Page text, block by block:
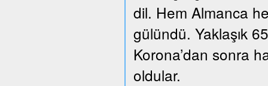
dil. Hem Almanca
gülündü. Yaklaşık
Korona’dan sonra
oldular.